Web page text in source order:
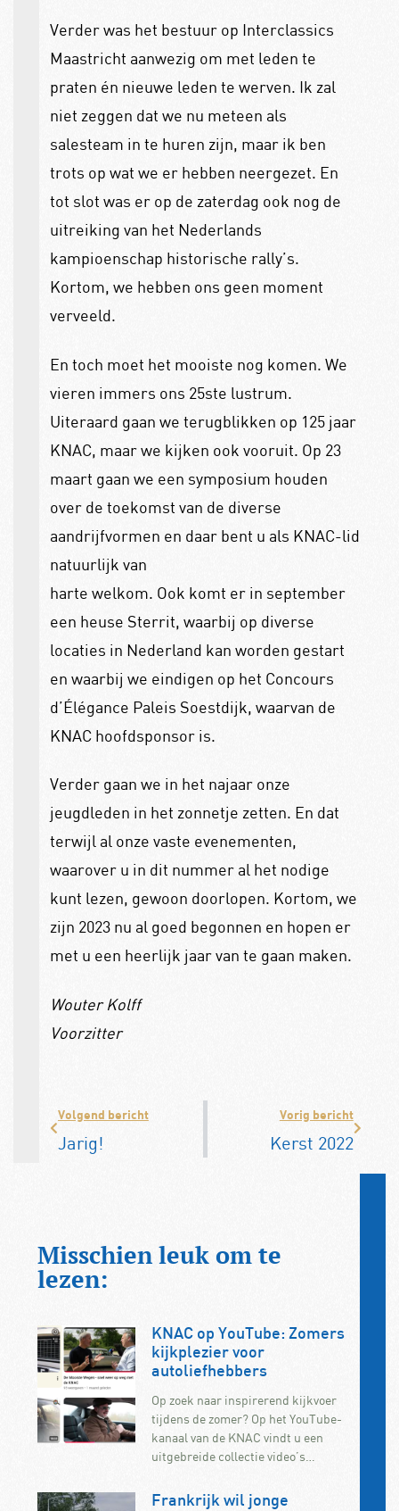
Verder was het bestuur op Interclassics
Maastricht aanwezig om met leden te
praten én nieuwe leden te werven. Ik zal
niet zeggen dat we nu meteen als
salesteam in te huren zijn, maar ik ben
trots op wat we er hebben neergezet. En
tot slot was er op de zaterdag ook nog de
uitreiking van het Nederlands
kampioenschap historische rally’s.
Kortom, we hebben ons geen moment
verveeld.
En toch moet het mooiste nog komen. We
vieren immers ons 25ste lustrum.
Uiteraard gaan we terugblikken op 125 jaar
KNAC, maar we kijken ook vooruit. Op 23
maart gaan we een symposium houden
over de toekomst van de diverse
aandrijfvormen en daar bent u als KNAC-lid
natuurlijk van
harte welkom. Ook komt er in september
een heuse Sterrit, waarbij op diverse
locaties in Nederland kan worden gestart
en waarbij we eindigen op het Concours
d’Élégance Paleis Soestdijk, waarvan de
KNAC hoofdsponsor is.
Verder gaan we in het najaar onze
jeugdleden in het zonnetje zetten. En dat
terwijl al onze vaste evenementen,
waarover u in dit nummer al het nodige
kunt lezen, gewoon doorlopen. Kortom, we
zijn 2023 nu al goed begonnen en hopen er
met u een heerlijk jaar van te gaan maken.
Wouter Kolff
Voorzitter
Volgend bericht
Jarig!
Vorig bericht
Kerst 2022
Misschien leuk om te
lezen:
KNAC op YouTube: Zomers
kijkplezier voor
autoliefhebbers
Op zoek naar inspirerend kijkvoer
tijdens de zomer? Op het YouTube-
kanaal van de KNAC vindt u een
uitgebreide collectie video’s…
Frankrijk wil jonge